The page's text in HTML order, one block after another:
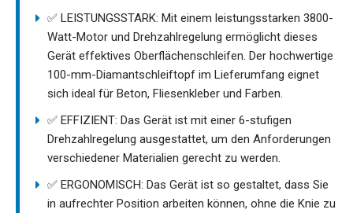
✅ LEISTUNGSSTARK: Mit einem leistungsstarken 3800-
Watt-Motor und Drehzahlregelung ermöglicht dieses
Gerät effektives Oberflächenschleifen. Der hochwertige
100-mm-Diamantschleiftopf im Lieferumfang eignet
sich ideal für Beton, Fliesenkleber und Farben.
✅ EFFIZIENT: Das Gerät ist mit einer 6-stufigen
Drehzahlregelung ausgestattet, um den Anforderungen
verschiedener Materialien gerecht zu werden.
✅ ERGONOMISCH: Das Gerät ist so gestaltet, dass Sie
in aufrechter Position arbeiten können, ohne die Knie zu